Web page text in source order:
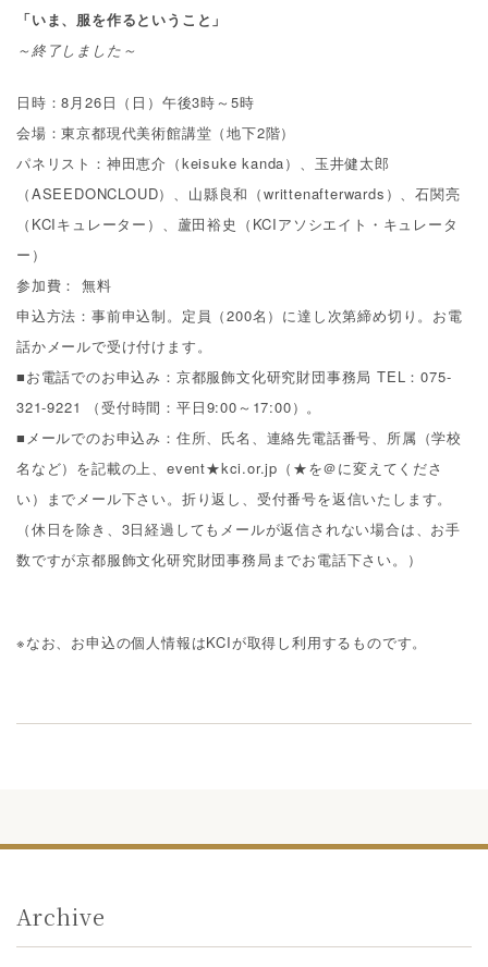
「いま、服を作るということ」
～終了しました～
日時：8月26日（日）午後3時～5時
会場：東京都現代美術館講堂（地下2階）
パネリスト：神田恵介（keisuke kanda）、玉井健太郎
（ASEEDONCLOUD）、山縣良和（writtenafterwards）、石関亮
（KCIキュレーター）、蘆田裕史（KCIアソシエイト・キュレータ
ー）
参加費： 無料
申込方法：事前申込制。定員（200名）に達し次第締め切り。お電
話かメールで受け付けます。
■お電話でのお申込み：京都服飾文化研究財団事務局 TEL：075-
321-9221
（受付時間：平日9:00～17:00） 。
■メールでのお申込み：住所、氏名、連絡先電話番号、所属（学校
名など）を記載の上、event★kci.or.jp（★を＠に変えてくださ
い）までメール下さい。折り返し、受付番号を返信いたします。
（休日を除き、3日経過してもメールが返信されない場合は、お手
数ですが京都服飾文化研究財団事務局までお電話下さい。）
※なお、お申込の個人情報はKCIが取得し利用するものです。
Archive